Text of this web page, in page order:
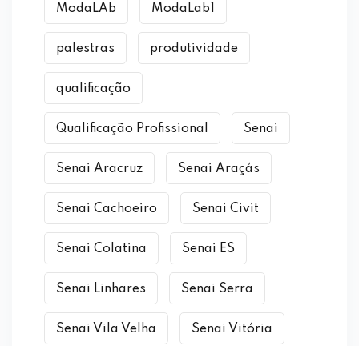
ModaLAb ModaLab1
palestras produtividade
qualificação
Qualificação Profissional Senai
Senai Aracruz Senai Araçás
Senai Cachoeiro Senai Civit
Senai Colatina Senai ES
Senai Linhares Senai Serra
Senai Vila Velha Senai Vitória